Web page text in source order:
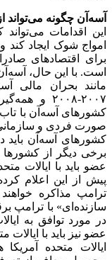
آسه‌آن چگونه می‌تواند
این اقدامات
امواج شوک ایجاد کند
برای اقتصادهای
است. با این حال،
کشورهای آسه‌آن با
صورت فردی و سازمانی
کشورهای آسه‌آن
برخی دیگر از کشورها
عضو باید با ایالات
پیش از این اعلام
ترامپ مذاکره
سازنده‌ای» با ترامپ
در مورد توافق به
عضو نیز باید با ایالات